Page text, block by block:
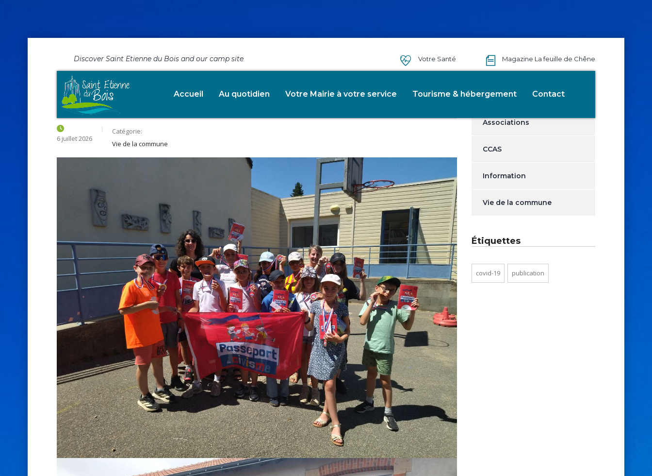
Discover Saint Etienne du Bois and our camp site Magazine La feuille de Chêne
Votre Santé
Accueil Au quotidien Votre Mairie à votre service Tourisme & hébergement Contact
Bonjour, Il est temps de pre…
6 juillet 2026
Catégorie:
Vie de la commune
Associations
CCAS
Information
Vie de la commune
Étiquettes
covid-19 publication